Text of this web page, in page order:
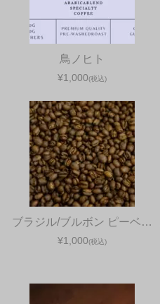
鳥ノヒト
¥1,000(税込)
ブラジル/ブルボン ピーベ…
¥1,000(税込)